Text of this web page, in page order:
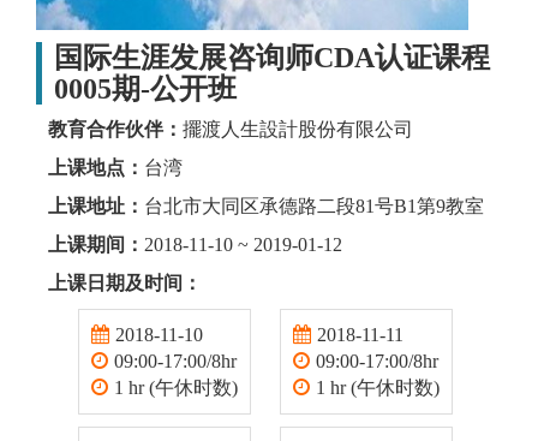
国际生涯发展咨询师CDA认证课程
0005期-公开班
教育合作伙伴： 擺渡人生設計股份有限公司
上课地点： 台湾
上课地址： 台北市大同区承德路二段81号B1第9教室
上课期间： 2018-11-10 ~ 2019-01-12
上课日期及时间：
2018-11-10
09:00-17:00/8hr
1 hr (午休时数)
2018-11-11
09:00-17:00/8hr
1 hr (午休时数)